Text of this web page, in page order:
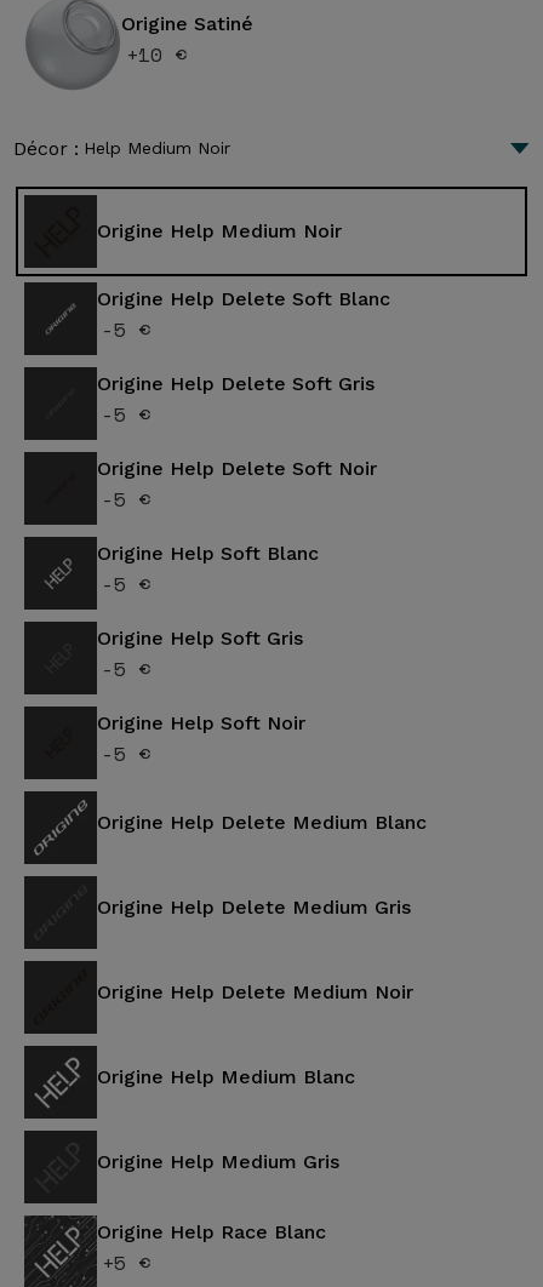
Origine Satiné
+10 €
Décor : Help Medium Noir
Origine Help Medium Noir
Origine Help Delete Soft Blanc
-5 €
Origine Help Delete Soft Gris
-5 €
Origine Help Delete Soft Noir
-5 €
Origine Help Soft Blanc
-5 €
Origine Help Soft Gris
-5 €
Origine Help Soft Noir
-5 €
Origine Help Delete Medium Blanc
Origine Help Delete Medium Gris
Origine Help Delete Medium Noir
Origine Help Medium Blanc
Origine Help Medium Gris
Origine Help Race Blanc
+5 €